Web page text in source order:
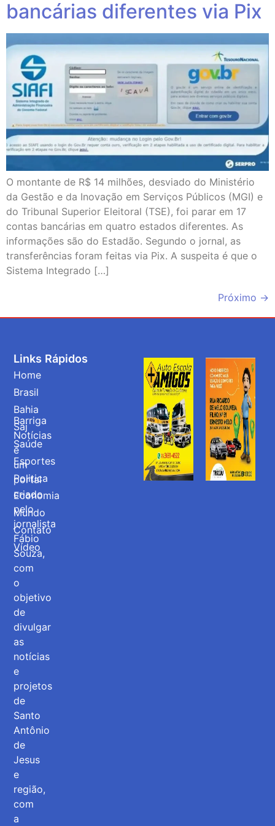
bancárias diferentes via Pix
O montante de R$ 14 milhões, desviado do Ministério
da Gestão e da Inovação em Serviços Públicos (MGI) e
do Tribunal Superior Eleitoral (TSE), foi parar em 17
contas bancárias em quatro estados diferentes. As
informações são do Estadão. Segundo o jornal, as
transferências foram feitas via Pix. A suspeita é que o
Sistema Integrado […]
Próximo →
Barriga
Notícias
é
um
portal
criado
pelo
jornalista
Fábio
Souza,
com
o
objetivo
de
divulgar
as
notícias
e
projetos
de
Santo
Antônio
de
Jesus
e
região,
com
a
Links Rápidos
Home
Brasil
Bahia
Saj
Saúde
Esportes
Politica
Economia
Mundo
Contato
Vídeo